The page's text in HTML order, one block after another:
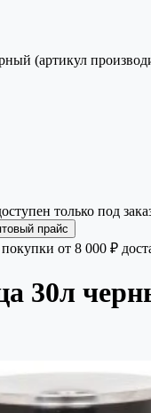
(артикул
только под
прайс
от 8 000 ₽
30л